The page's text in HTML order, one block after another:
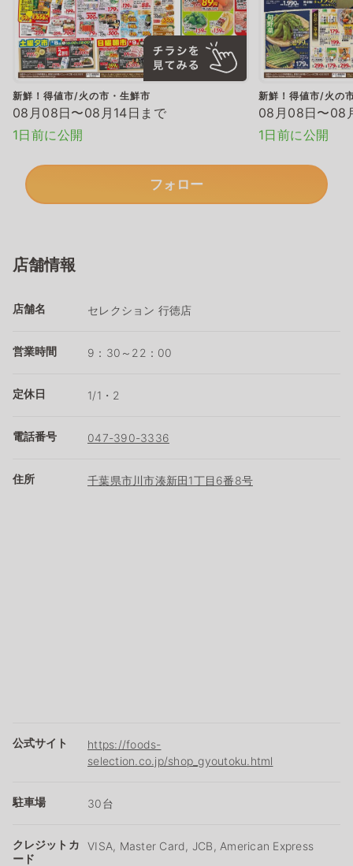
新鮮！得値市/火の市・生鮮市
08月08日〜08月14日まで
1日前に公開
新鮮！得値市/火の
08月08日〜08
1日前に公開
フォロー
店舗情報
店舗名 セレクション 行徳店
営業時間 9：30～22：00
定休日 1/1・2
電話番号 047-390-3336
住所 千葉県市川市湊新田1丁目6番8号
公式サイト
https://foods-
selection.co.jp/shop_gyoutoku.html
駐車場 30台
クレジットカ
ード
VISA, Master Card, JCB, American Express